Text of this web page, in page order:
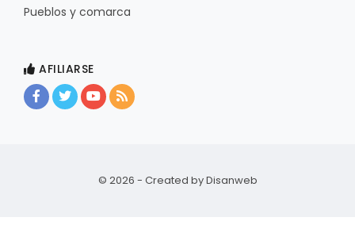
Pueblos y comarca
AFILIARSE
© 2026 - Created byDisanweb